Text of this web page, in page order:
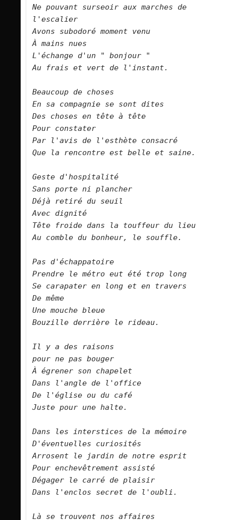
Ne pouvant surseoir aux marches de
l'escalier
Avons subodoré moment venu
À mains nues
L'échange d'un " bonjour "
Au frais et vert de l'instant.
Beaucoup de choses
En sa compagnie se sont dites
Des choses en tête à tête
Pour constater
Par l'avis de l'esthète consacré
Que la rencontre est belle et
Geste d'hospitalité
Sans porte ni plancher
Déjà retiré du seuil
Avec dignité
Tête froide dans la touffeur du lieu
Au comble du bonheur, le souffle.
Pas d'échappatoire
Prendre le métro eut été trop long
Se carapater en long et en travers
De même
Une mouche bleue
Bouzille derrière le rideau.
Il y a des raisons
pour ne pas bouger
À égrener son chapelet
Dans l'angle de l'office
De l'église ou du café
Juste pour une halte.
Dans les interstices de la mémoire
D'éventuelles curiosités
Arrosent le jardin de notre esprit
Pour enchevêtrement assisté
Dégager le carré de plaisir
Dans l'enclos secret de l'oubli.
Là se trouvent nos affaires